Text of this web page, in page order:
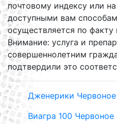
почтовому индексу или
доступными вам
осуществляется по факту
Внимание: услуга и
совершеннолетним
подтвердили это
Дженерики Червоное
Виагра 100 Червоное